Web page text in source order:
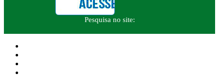
Pesquisa no site: